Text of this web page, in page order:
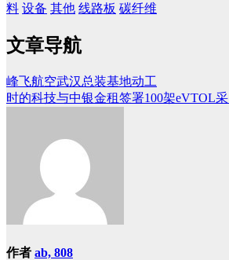
料 设备 其他 线路板 碳纤维
文章导航
峰飞航空武汉总装基地动工
时的科技与中银金租签署100架eVTOL
作者 ab, 808